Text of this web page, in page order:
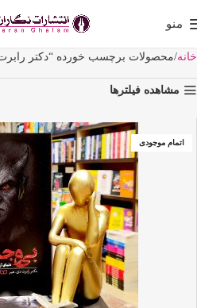
منو
خانه محصولات برچسب خورده “دکتر
مشاهده فیلترها
اتمام موجودی